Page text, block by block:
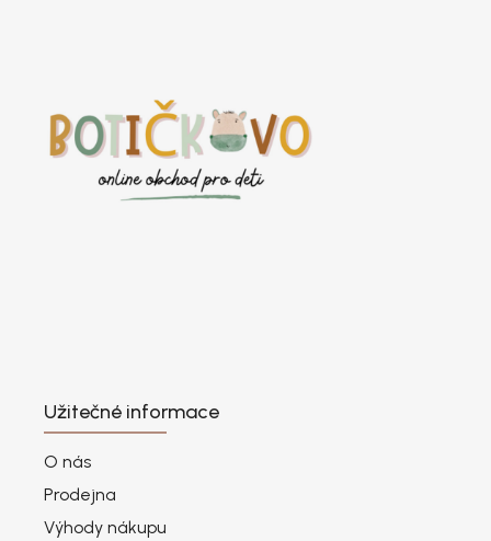
Užitečné informace
O nás
Prodejna
Výhody nákupu